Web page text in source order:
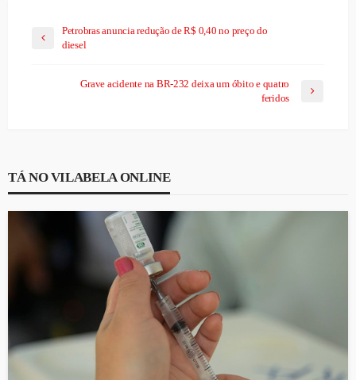
Petrobras anuncia redução de R$ 0,40 no preço do
diesel
Grave acidente na BR-232 deixa um óbito e quatro
feridos
TÁ NO VILABELA ONLINE